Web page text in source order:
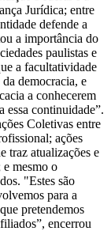
Jurídica; entre
defende a
a importância do
paulistas e
a facultatividade
democracia, e
a conhecerem
essa continuidade”.
Coletivas entre
ações
traz atualizações e
e mesmo o
"Estes são
para a
pretendemos
encerrou